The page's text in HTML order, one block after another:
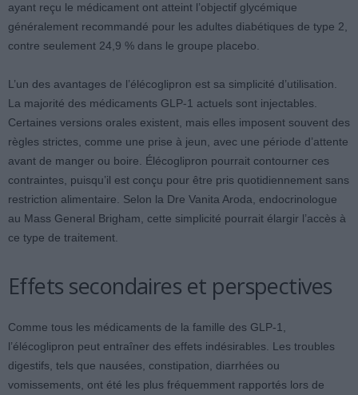
ayant reçu le médicament ont atteint l’objectif glycémique
généralement recommandé pour les adultes diabétiques de type 2,
contre seulement 24,9 % dans le groupe placebo.
L’un des avantages de l’élécoglipron est sa simplicité d’utilisation.
La majorité des médicaments GLP-1 actuels sont injectables.
Certaines versions orales existent, mais elles imposent souvent des
règles strictes, comme une prise à jeun, avec une période d’attente
avant de manger ou boire. Élécoglipron pourrait contourner ces
contraintes, puisqu’il est conçu pour être pris quotidiennement sans
restriction alimentaire. Selon la Dre Vanita Aroda, endocrinologue
au Mass General Brigham, cette simplicité pourrait élargir l’accès à
ce type de traitement.
Effets secondaires et perspectives
Comme tous les médicaments de la famille des GLP-1,
l’élécoglipron peut entraîner des effets indésirables. Les troubles
digestifs, tels que nausées, constipation, diarrhées ou
vomissements, ont été les plus fréquemment rapportés lors de